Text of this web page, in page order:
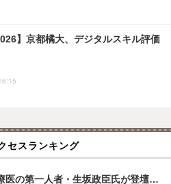
】京都橘大、デジタルスキル評価
セスランキング
医の第一人者・生坂政臣氏が登壇…